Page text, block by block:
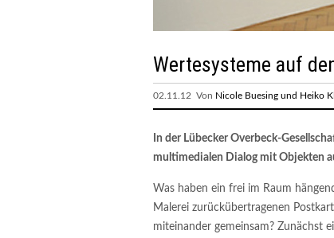
Wertesysteme auf
02.11.12 Von Nicole Buesing und Heiko
In der Lübecker Overbeck-
multimedialen Dialog mit Objekten
Was haben ein frei im Raum
Malerei zurückübertragenen
miteinander gemeinsam? Zunächst